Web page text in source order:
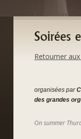
Soirées
Retourner
organisées par
des grandes
On summer